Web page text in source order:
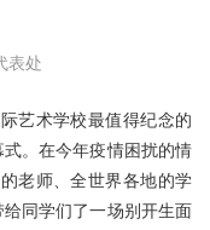
表处
艺术学校最值得纪念的
。在今年疫情困扰的情
老师、全世界各地的学
同学们了一场别开生面